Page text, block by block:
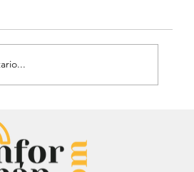
animó a trend viral y
“Antes de ser tu